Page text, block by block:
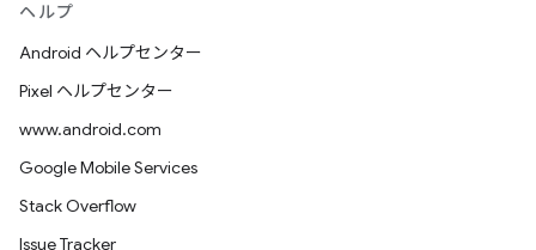
ヘルプ
Android ヘルプセンター
Pixel ヘルプセンター
www.android.com
Google Mobile Services
Stack Overflow
Issue Tracker